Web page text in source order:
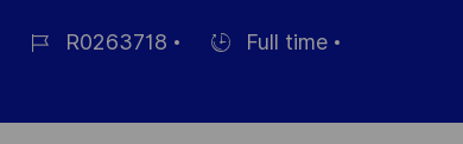
R0263718
Full time